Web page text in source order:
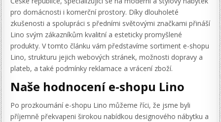
pro domácnosti i komerční prostory. Díky dlouholeté
zkušenosti a spolupráci s předními světovými značkami přináší
Lino svým zákazníkům kvalitní a esteticky promyšlené
produkty. V tomto článku vám představíme sortiment e-shopu
Lino, strukturu jejich webových stránek, možnosti dopravy a
plateb, a také podmínky reklamace a vrácení zboží.
Naše hodnocení e-shopu Lino
Po prozkoumání e-shopu Lino můžeme říci, že jsme byli
příjemně překvapeni širokou nabídkou designového nábytku a